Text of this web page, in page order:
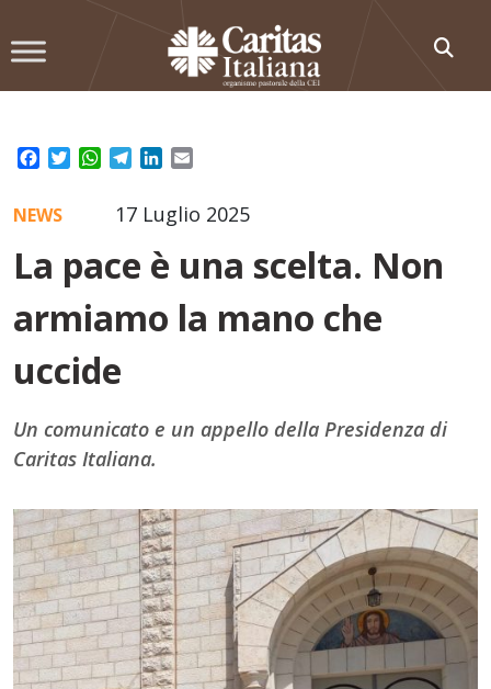
to
Facebook
TwitterWhatsApp
TelegramLinkedIn
17 Luglio 2025
NEWS
La pace è una scelta. Non
armiamo la mano che
uccide
Un comunicato e un appello della Presidenza di
Caritas Italiana.